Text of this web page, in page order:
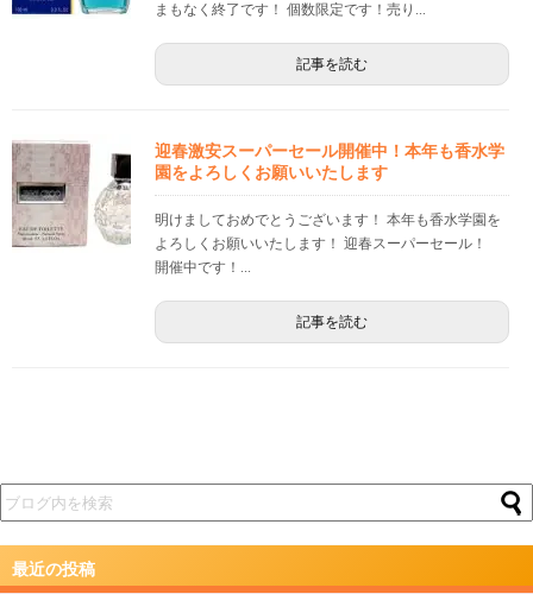
まもなく終了です！ 個数限定です！売り...
記事を読む
迎春激安スーパーセール開催中！本年も香水学
園をよろしくお願いいたします
明けましておめでとうございます！ 本年も香水学園を
よろしくお願いいたします！ 迎春スーパーセール！
開催中です！...
記事を読む
最近の投稿